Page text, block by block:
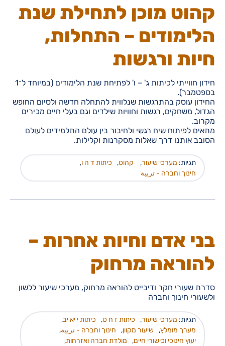
קהוט מוכן לתחילת שנת
הלימודים – התחלות,
חיות ורגשות
חידון חווייתי לכיתות ג' – ו' לפתיחת שנת הלימודים (במיוחד ל־1
בספטמבר).
החידון עוסק בהתרגשות שנלווית להתחלה חדשה ולסיום החופש
הגדול, משחקים, רגשות וחוויות שילדים וגם בעלי חיים מכירים
מקרוב.
מתאים לפיתוח שיח רגשי ולחיבור בין עולם התלמידים לעולם
הסובב אותנו דרך שאלות מסקרנות וקלילות.
תגיות: מערכי שיעור, קהוט, כיתות ד ה ו,
חינוך וחברה - تربية
בני אדם וחיות אחרות –
להוראה מרחוק
סדרת שעורי חקר ודיבייט להוראה מרחוק, מערכי שיעור ללשון
ולשעורי חינוך וחברה
תגיות: מערכי שיעור, כיתות ז ח ט, כיתות י יא יב,
מערך מומלץ, שיעור מקוון, חינוך וחברה - تربية,
יעוץ חינוכי וכישורי חיים, מולדת חברה ואזרחות,